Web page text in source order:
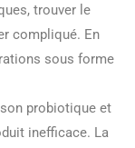
trouver le
compliqué. En
sous forme
probiotique et
inefficace. La